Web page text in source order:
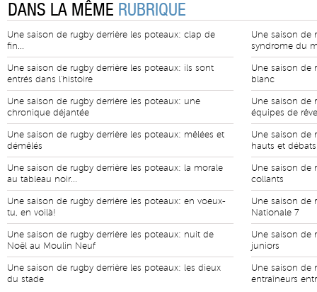
DANS LA MÊME RUBRIQUE
Une saison de rugby derrière les poteaux: clap de
fin...
Une saison de rugby derrière les poteaux: ils sont
entrés dans l'histoire
Une saison de rugby derrière les poteaux: une
chronique déjantée
Une saison de rugby derrière les poteaux: mêlées et
démêlés
Une saison de rugby derrière les poteaux: la morale
au tableau noir...
Une saison de rugby derrière les poteaux: en voeux-
tu, en voilà!
Une saison de rugby derrière les poteaux: nuit de
Noël au Moulin Neuf
Une saison de rugby derrière les poteaux: les dieux
du stade
Une saison de
syndrome du
Une saison de
blanc
Une saison de
équipes de rêve
Une saison de
hauts et débats
Une saison de
collants
Une saison de
Nationale 7
Une saison de
juniors
Une saison de
entraîneurs